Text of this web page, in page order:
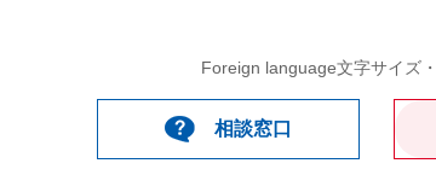
Foreign language文字サイズ
相談窓口